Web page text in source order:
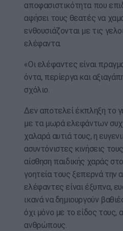
αποφασιστικότητα που
αφήσει τους θεατές να
ενθουσιάζονται με τις
ελέφαντα.
«Οι ελέφαντες είναι
όντα, περίεργα και
σχόλιο.
Δεν αποτελεί έκπληξη το
με τα μωρά ελεφάντων
χαλαρά αυτιά τους, η
ασυντόνιστες κινήσεις
αίσθηση παιδικής χαράς
γοητεία τους ξεπερνά την
ελέφαντες είναι έξυπνα,
ικανά να δημιουργούν
όχι μόνο με το είδος τους,
ανθρώπους.